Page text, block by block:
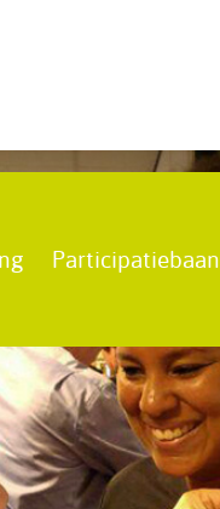
Participatiebaan